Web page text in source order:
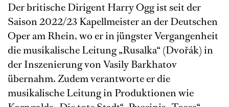
Der britische Dirigent Harry Ogg ist seit der
Saison 2022/23 Kapellmeister an der Deutschen
Oper am Rhein, wo er in jüngster Vergangenheit
die musikalische Leitung „Rusalka“ (Dvořák) in
der Inszenierung von Vasily Barkhatov
übernahm. Zudem verantworte er die
musikalische Leitung in Produktionen wie